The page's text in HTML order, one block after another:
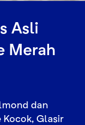
Asli
Merah
dan
Glasir